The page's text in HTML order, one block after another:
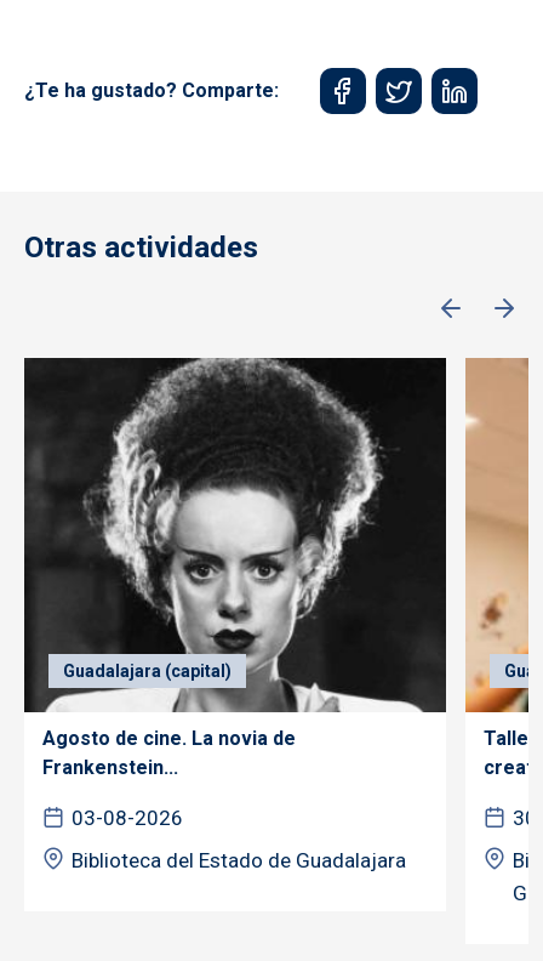
¿Te ha gustado? Comparte:
Otras actividades
Guadalajara (capital)
Agosto de cine. La novia de
Frankenstein...
03-08-2026
Biblioteca del Estado de Guadalajara
Taller